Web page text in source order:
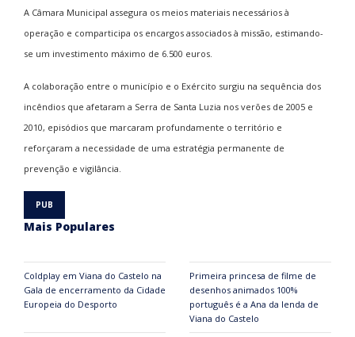
A Câmara Municipal assegura os meios materiais necessários à
operação e comparticipa os encargos associados à missão, estimando-
se um investimento máximo de 6.500 euros.
A colaboração entre o município e o Exército surgiu na sequência dos
incêndios que afetaram a Serra de Santa Luzia nos verões de 2005 e
2010, episódios que marcaram profundamente o território e
reforçaram a necessidade de uma estratégia permanente de
prevenção e vigilância.
Mais Populares
Coldplay em Viana do Castelo na
Gala de encerramento da Cidade
Europeia do Desporto
Primeira princesa de filme de
desenhos animados 100%
português é a Ana da lenda de
Viana do Castelo